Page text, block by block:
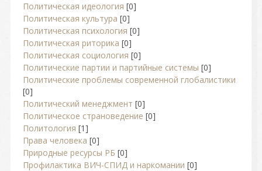
Политическая идеология [0]
Политическая культура [0]
Политическая психология [0]
Политическая риторика [0]
Политическая социология [0]
Политические партии и партийные системы [0]
Политические проблемы современной глобалистики
[0]
Политический менеджмент [0]
Политическое страноведение [0]
Политология [1]
Права человека [0]
Природные ресурсы РБ [0]
Профилактика ВИЧ-СПИД и наркомании [0]